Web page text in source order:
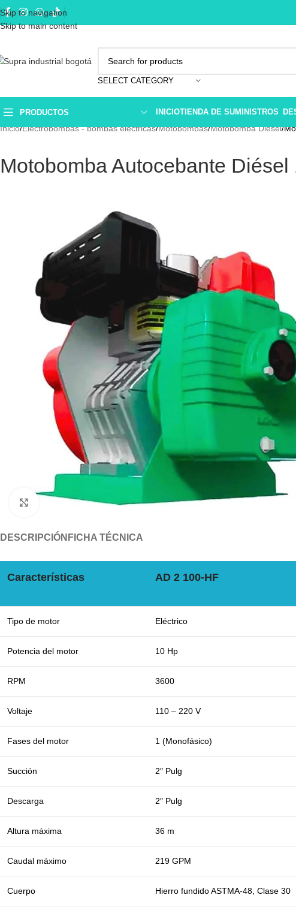
Skip to navigation
Skip to main content
SELECT CATEGORY
PRODUCTOS INICIOTIENDA DE SUMINISTROS
Inicio Electrobombas - bombas eléctricas Motobombas Motobomba Diesel
Motobomba Autocebante Diésel
Click to enlarge
DESCRIPCIÓN FICHA TÉCNICA
Características AD 2 100-HF
Tipo de motor Eléctrico
Potencia del motor 10 Hp
RPM 3600
Voltaje 110 – 220 V
Fases del motor 1 (Monofásico)
Succión 2″ Pulg
Descarga 2″ Pulg
Altura máxima 36 m
Caudal máximo 219 GPM
Cuerpo Hierro fundido ASTMA-48, Clase 30